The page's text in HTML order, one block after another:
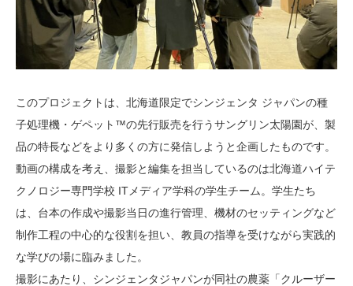
このプロジェクトは、北海道限定でシンジェンタ ジャパンの種
子処理機・ゲペット™の先行販売を行うサングリン太陽園が、製
品の特長などをより多くの方に発信しようと企画したものです。
動画の構成を考え、撮影と編集を担当しているのは北海道ハイテ
クノロジー専門学校 ITメディア学科の学生チーム。学生たち
は、台本の作成や撮影当日の進行管理、機材のセッティングなど
制作工程の中心的な役割を担い、教員の指導を受けながら実践的
な学びの場に臨みました。
撮影にあたり、シンジェンタジャパンが同社の農薬「クルーザー